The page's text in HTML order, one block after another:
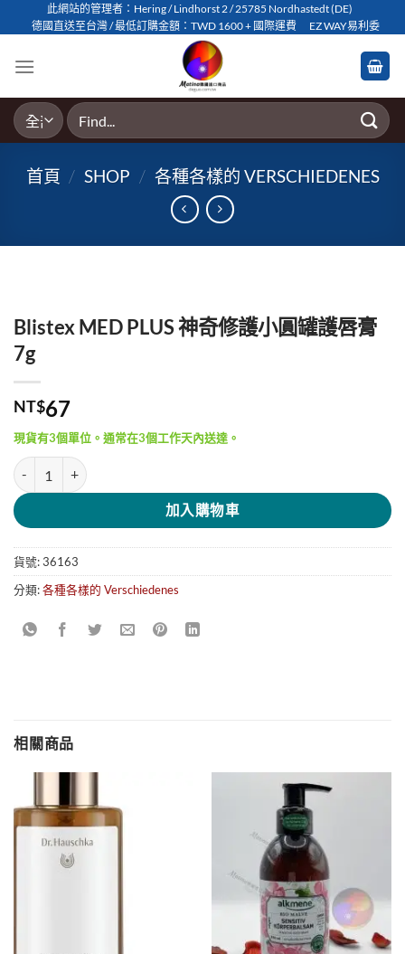
to
此網站的管理者：Hering / Lindhorst 2 / 25785 Nordhastedt (DE)
德國直送至台灣 / 最低訂購金額：TWD 1600 + 國際運費
EZ WAY易利委
搜
尋
鍵
首頁 / SHOP / 各種各樣的 VERSCHIEDENES
Blistex MED PLUS 神奇修護小圓罐護唇膏
7g
NT$67
現貨有3個單位。通常在3個工作天內送達。
Blistex MED PLUS 神奇修護小圓罐護唇膏 7g 數量
加入購物車
貨號:36163
分類:各種各樣的 Verschiedenes
相關商品